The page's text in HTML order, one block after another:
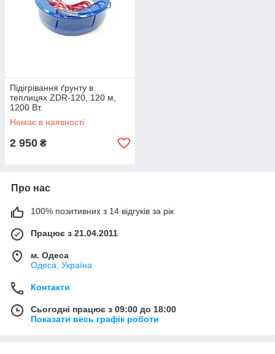
Підігрівання ґрунту в
теплицях ZDR-120, 120 м,
1200 Вт.
Немає в наявності
2 950 ₴
Про нас
100% позитивних з 14 відгуків за рік
Працює з 21.04.2011
м. Одеса
Одеса, Україна
Контакти
Сьогодні працює з 09:00 до 18:00
Показати весь графік роботи